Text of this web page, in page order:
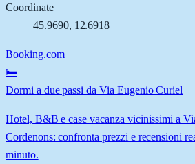
Coordinate
45.9690, 12.6918
Booking.com
🛏️
Dormi a due passi da Via Eugenio Curiel
Hotel, B&B e case vacanza vicinissimi a
Cordenons: confronta prezzi e recensioni
minuto.